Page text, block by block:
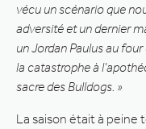
vécu un scénario que
adversité et un dernier
un Jordan Paulus au
la catastrophe à
sacre des Bulldogs. »
La saison était à peine